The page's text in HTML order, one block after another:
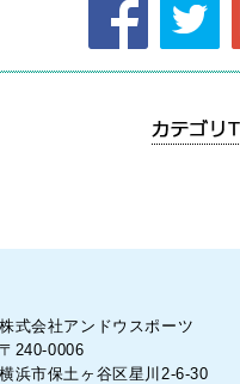
株式会社アンドウスポーツ
〒240-0006
横浜市保土ヶ谷区星川2-6-30